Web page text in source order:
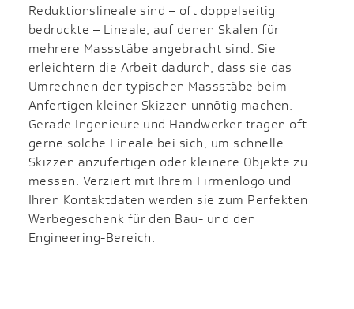
Reduktionslineale sind – oft doppelseitig
bedruckte – Lineale, auf denen Skalen für
mehrere Massstäbe angebracht sind. Sie
erleichtern die Arbeit dadurch, dass sie das
Umrechnen der typischen Massstäbe beim
Anfertigen kleiner Skizzen unnötig machen.
Gerade Ingenieure und Handwerker tragen oft
gerne solche Lineale bei sich, um schnelle
Skizzen anzufertigen oder kleinere Objekte zu
messen. Verziert mit Ihrem Firmenlogo und
Ihren Kontaktdaten werden sie zum Perfekten
Werbegeschenk für den Bau- und den
Engineering-Bereich.